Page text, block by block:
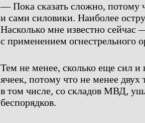
— Пока сказать сложно, потому
и сами силовики. Наиболее
Насколько мне известно сейчас
с применением огнестрельного
Тем не менее, сколько еще сил
ячеек, потому что не менее
в том числе, со складов МВД,
беспорядков.